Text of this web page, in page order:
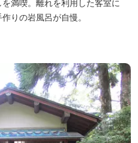
満喫。離れを利用した客室に
りの岩風呂が自慢。